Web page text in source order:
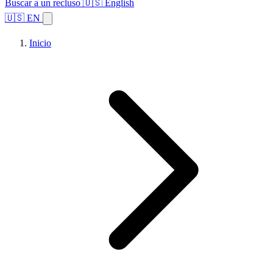
Buscar a un recluso 🇺🇸 English
🇺🇸 EN
Inicio